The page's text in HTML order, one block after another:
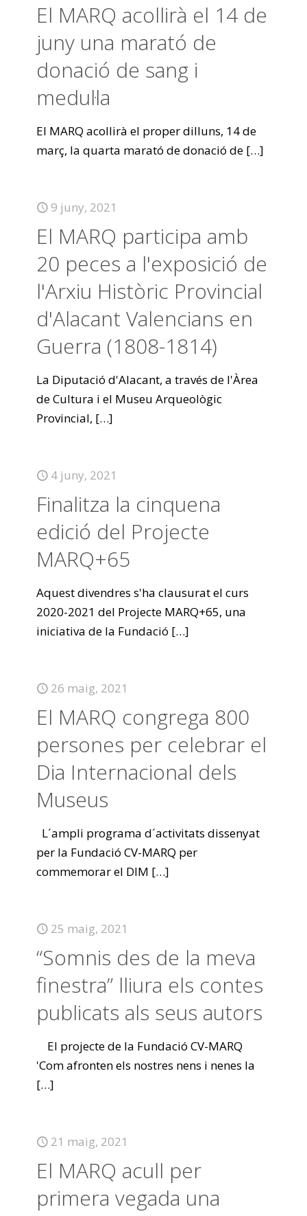
El MARQ acollirà el 14 de
juny una marató de
donació de sang i
medul·la
El MARQ acollirà el proper dilluns, 14 de
març, la quarta marató de donació de […]
9 juny, 2021
El MARQ participa amb
20 peces a l'exposició de
l'Arxiu Històric Provincial
d'Alacant Valencians en
Guerra (1808-1814)
La Diputació d'Alacant, a través de l'Àrea
de Cultura i el Museu Arqueològic
Provincial, […]
4 juny, 2021
Finalitza la cinquena
edició del Projecte
MARQ+65
Aquest divendres s'ha clausurat el curs
2020-2021 del Projecte MARQ+65, una
iniciativa de la Fundació […]
26 maig, 2021
El MARQ congrega 800
persones per celebrar el
Dia Internacional dels
Museus
L´ampli programa d´activitats dissenyat
per la Fundació CV-MARQ per
commemorar el DIM […]
25 maig, 2021
“Somnis des de la meva
finestra” lliura els contes
publicats als seus autors
El projecte de la Fundació CV-MARQ
'Com afronten els nostres nens i nenes la
[…]
21 maig, 2021
El MARQ acull per
primera vegada una